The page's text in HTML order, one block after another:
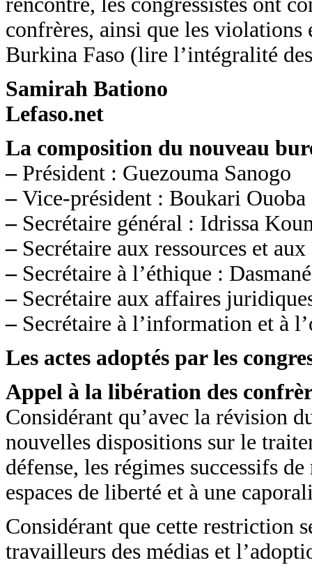
confrères, ainsi que les violations
Burkina Faso (lire l’intégralité
Samirah Bationo
Lefaso.net
La composition du nouveau
–Président : Guezouma Sanogo
–Vice-président : Boukari Ouoba
–Secrétaire général : Idrissa
–Secrétaire aux ressources et
–Secrétaire à l’éthique :
–Secrétaire aux affaires
–Secrétaire à l’information et à
Les actes adoptés par les
Appel à la libération des
Considérant qu’avec la révision
nouvelles dispositions sur le
défense, les régimes successifs
espaces de liberté et à une
Considérant que cette restriction
travailleurs des médias et